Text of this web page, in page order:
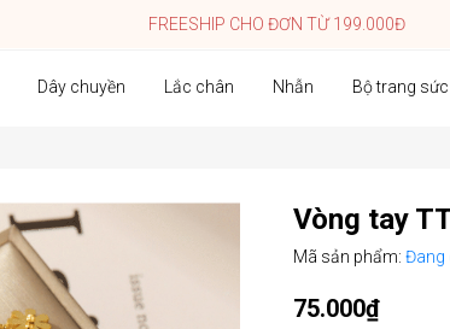
FREESHIP CHO ĐƠN TỪ 199.000Đ
Dây chuyền Lắc chân Nhẫn Bộ trang sức
Vòng tay
Mã sản phẩm: Đang
75.000₫